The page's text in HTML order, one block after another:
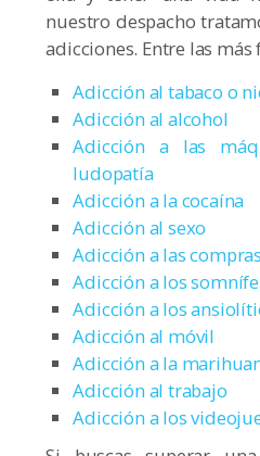
nuestro despacho
adicciones. Entre las más
Adicción al tabaco o
Adicción al alcohol
Adicción a las
ludopatía
Adicción a la cocaína
Adicción al sexo
Adicción a las compras
Adicción a los
Adicción a los
Adicción al móvil
Adicción a la
Adicción al trabajo
Adicción a los